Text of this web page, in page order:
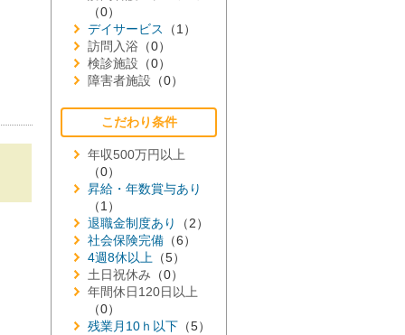
（0）
デイサービス
（1）
訪問入浴 （0）
検診施設 （0）
障害者施設 （0）
こだわり条件
年収500万円以上
（0）
昇給・年数賞与あり
（1）
退職金制度あり
（2）
社会保険完備 （6）
4週8休以上 （5）
土日祝休み （0）
年間休日120日以上
（0）
残業月10ｈ以下 （5）